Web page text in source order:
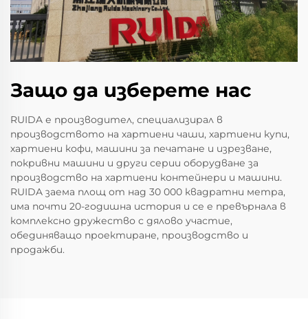
Защо да изберете нас
RUIDA е производител, специализирал в
производството на хартиени чаши, хартиени купи,
хартиени кофи, машини за печатане и изрезване,
покривни машини и други серии оборудване за
производство на хартиени контейнери и машини.
RUIDA заема площ от над 30 000 квадратни метра,
има почти 20-годишна история и се е превърнала в
комплексно дружество с дялово участие,
обединяващо проектиране, производство и
продажби.